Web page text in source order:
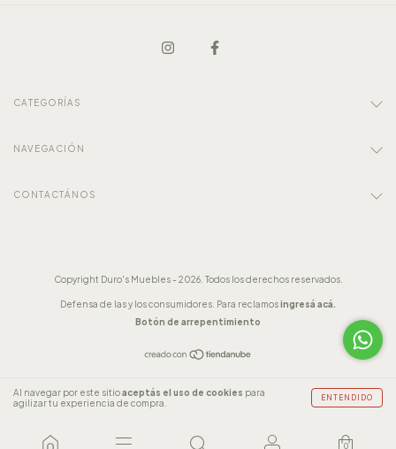
Al navegar por este sitioaceptás el uso de cookies para
agilizar tu experiencia de compra.
ENTENDIDO
0
CATEGORÍAS
NAVEGACIÓN
CONTACTÁNOS
Copyright Duro's Muebles - 2026. Todos los derechos reservados.
Defensa de las y los consumidores. Para reclamosingresá acá.
Botón de arrepentimiento